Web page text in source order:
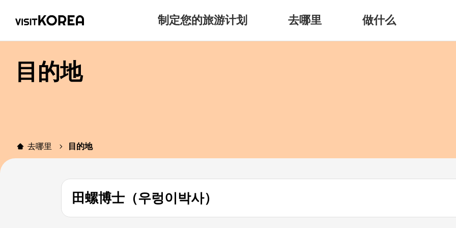
制定您的旅游计划 去哪里 做什么
目的地
去哪里 目的地
田螺博士（우렁이박사）